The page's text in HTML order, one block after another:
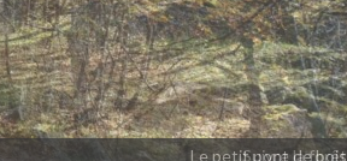
Suivre la forêt